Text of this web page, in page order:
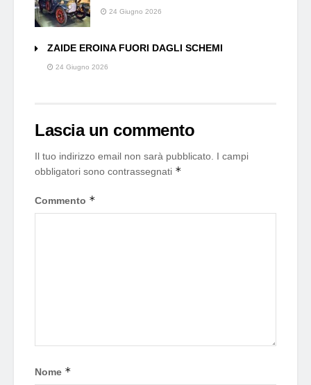
24 Giugno 2026
ZAIDE EROINA FUORI DAGLI SCHEMI
24 Giugno 2026
Lascia un commento
Il tuo indirizzo email non sarà pubblicato. I campi
obbligatori sono contrassegnati *
Commento *
Nome *